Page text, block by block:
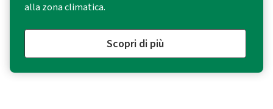
alla zona climatica.
Scopri di più